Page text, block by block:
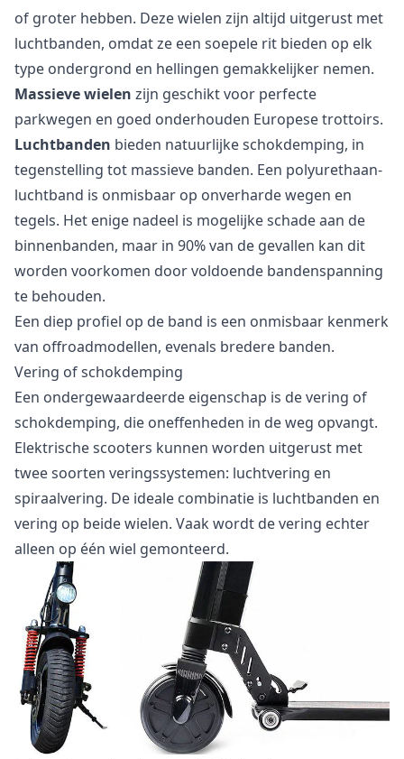
of groter hebben. Deze wielen zijn altijd uitgerust met
luchtbanden, omdat ze een soepele rit bieden op elk
type ondergrond en hellingen gemakkelijker nemen.
Massieve wielen zijn geschikt voor perfecte
parkwegen en goed onderhouden Europese trottoirs.
Luchtbanden bieden natuurlijke schokdemping, in
tegenstelling tot massieve banden. Een polyurethaan-
luchtband is onmisbaar op onverharde wegen en
tegels. Het enige nadeel is mogelijke schade aan de
binnenbanden, maar in 90% van de gevallen kan dit
worden voorkomen door voldoende bandenspanning
te behouden.
Een diep profiel op de band is een onmisbaar kenmerk
van offroadmodellen, evenals bredere banden.
Vering of schokdemping
Een ondergewaardeerde eigenschap is de vering of
schokdemping, die oneffenheden in de weg opvangt.
Elektrische scooters kunnen worden uitgerust met
twee soorten veringssystemen: luchtvering en
spiraalvering. De ideale combinatie is luchtbanden en
vering op beide wielen. Vaak wordt de vering echter
alleen op één wiel gemonteerd.